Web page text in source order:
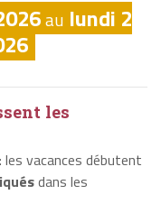
au lundi 2
les
: les vacances débutent
dans les